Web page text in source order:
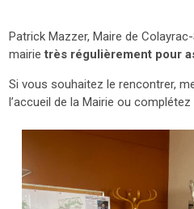
Patrick Mazzer, Maire de
mairietrès régulièrement pour
Si vous souhaitez le rencontrer,
l’accueil de la Mairie ou